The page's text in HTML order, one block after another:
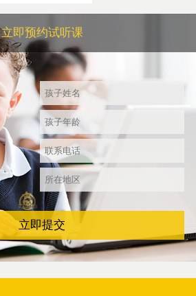
立即预约试听课
立即提交